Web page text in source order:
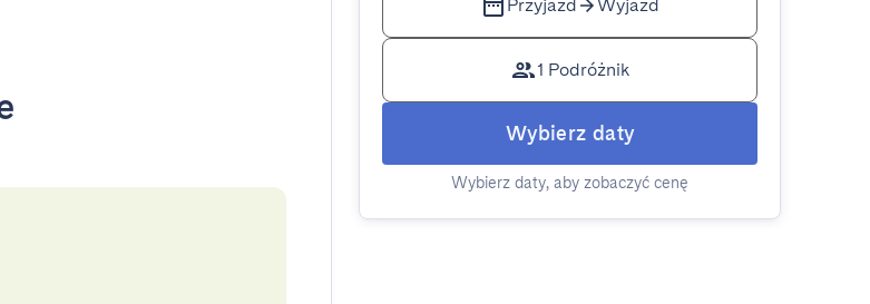
Przyjazd Wyjazd
1 Podróżnik
Wybierz daty
Wybierz daty, aby zobaczyć cenę